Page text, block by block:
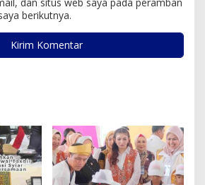
dan situs web saya pada peramban
berikutnya.